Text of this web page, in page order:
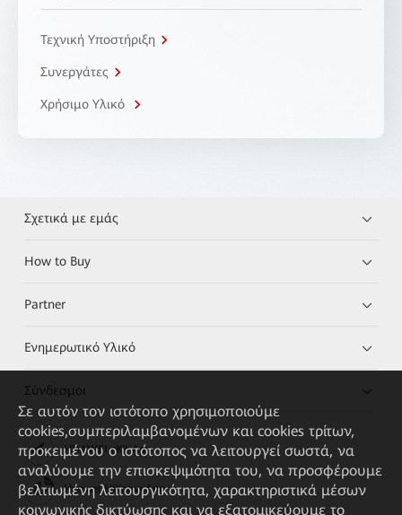
Τεχνική Υποστήριξη
Συνεργάτες
Χρήσιμο Υλικό
Σχετικά με εμάς
How to Buy
Partner
Ενημερωτικό Υλικό
Σύνδεσμοι
HUAWEI eKit App
Huawei HiKnow App
Σε αυτόν τον ιστότοπο χρησιμοποιούμε
cookies,συμπεριλαμβανομένων και cookies τρίτων,
προκειμένου ο ιστότοπος να λειτουργεί σωστά, να
αναλύουμε την επισκεψιμότητα του, να προσφέρουμε
βελτιωμένη λειτουργικότητα, χαρακτηριστικά μέσων
κοινωνικής δικτύωσης και να εξατομικεύουμε το